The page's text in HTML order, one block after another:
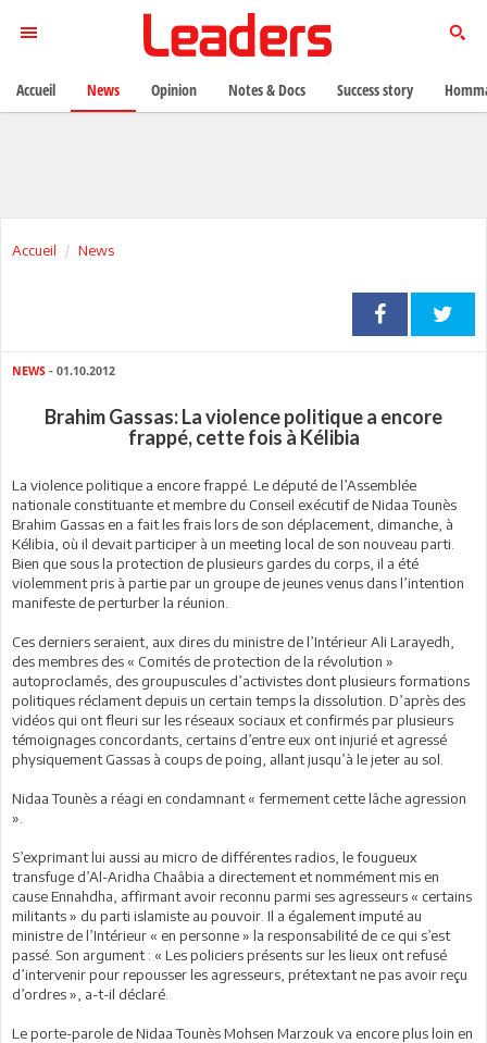
Accueil News
NEWS - 01.10.2012
Brahim Gassas: La violence politique a encore
frappé, cette fois à Kélibia
La violence politique a encore frappé. Le député de l’Assemblée
nationale constituante et membre du Conseil exécutif de Nidaa Tounès
Brahim Gassas en a fait les frais lors de son déplacement, dimanche, à
Kélibia, où il devait participer à un meeting local de son nouveau parti.
Bien que sous la protection de plusieurs gardes du corps, il a été
violemment pris à partie par un groupe de jeunes venus dans l’intention
manifeste de perturber la réunion.
Ces derniers seraient, aux dires du ministre de l’Intérieur Ali Larayedh,
des membres des « Comités de protection de la révolution »
autoproclamés, des groupuscules d’activistes dont plusieurs formations
politiques réclament depuis un certain temps la dissolution. D’après des
vidéos qui ont fleuri sur les réseaux sociaux et confirmés par plusieurs
témoignages concordants, certains d’entre eux ont injurié et agressé
physiquement Gassas à coups de poing, allant jusqu’à le jeter au sol.
Nidaa Tounès a réagi en condamnant « fermement cette lâche agression
».
S’exprimant lui aussi au micro de différentes radios, le fougueux
transfuge d’Al-Aridha Chaâbia a directement et nommément mis en
cause Ennahdha, affirmant avoir reconnu parmi ses agresseurs « certains
militants » du parti islamiste au pouvoir. Il a également imputé au
ministre de l’Intérieur « en personne » la responsabilité de ce qui s’est
passé. Son argument : « Les policiers présents sur les lieux ont refusé
d’intervenir pour repousser les agresseurs, prétextant ne pas avoir reçu
d’ordres », a-t-il déclaré.
Le porte-parole de Nidaa Tounès Mohsen Marzouk va encore plus loin en
Accueil News Opinion Notes & Docs Success story